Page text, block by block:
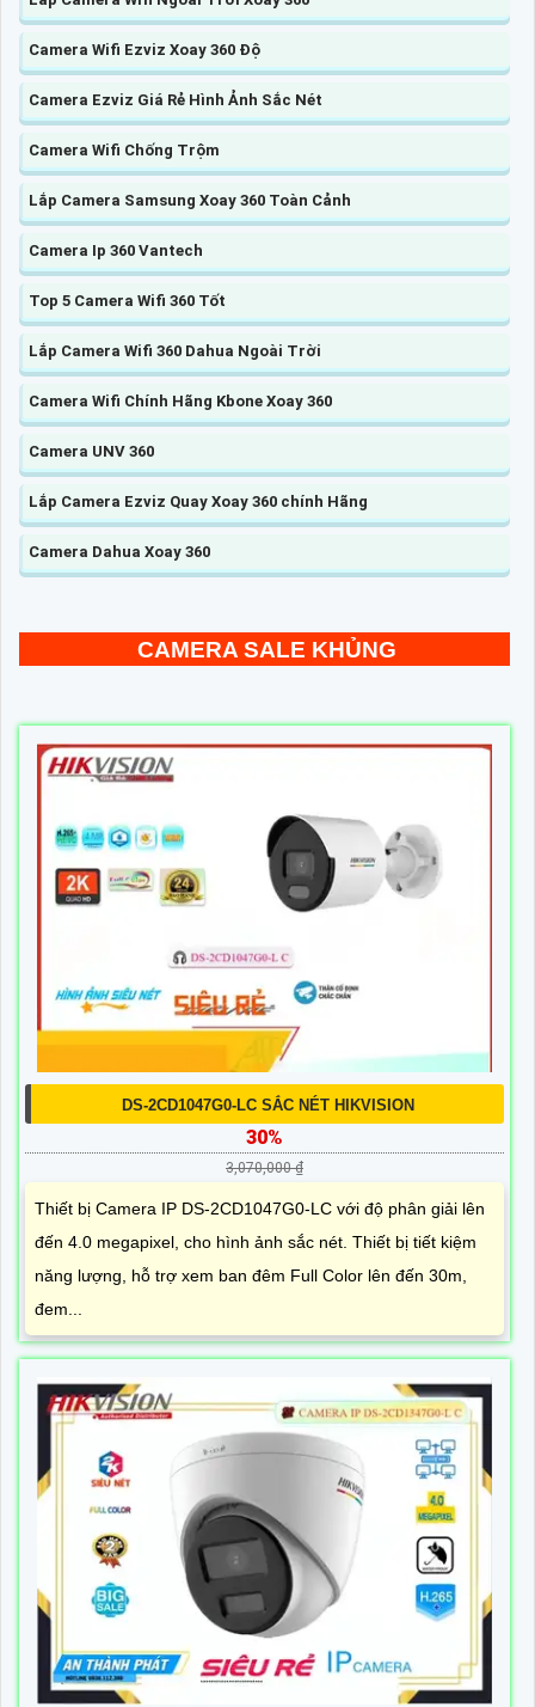
Camera Wifi Ezviz Xoay 360 Độ
Camera Ezviz Giá Rẻ Hình Ảnh Sắc Nét
Camera Wifi Chống Trộm
Lắp Camera Samsung Xoay 360 Toàn Cảnh
Camera Ip 360 Vantech
Top 5 Camera Wifi 360 Tốt
Lắp Camera Wifi 360 Dahua Ngoài Trời
Camera Wifi Chính Hãng Kbone Xoay 360
Camera UNV 360
Lắp Camera Ezviz Quay Xoay 360 chính Hãng
Camera Dahua Xoay 360
CAMERA SALE KHỦNG
DS-2CD1047G0-LC SẮC NÉT HIKVISION
30%
3,070,000 ₫
Thiết bị Camera IP DS-2CD1047G0-LC với độ phân giải lên
đến 4.0 megapixel, cho hình ảnh sắc nét. Thiết bị tiết kiệm
năng lượng, hỗ trợ xem ban đêm Full Color lên đến 30m,
đem...